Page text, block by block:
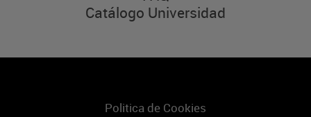
Catálogo Universidad
Politica de Cookies